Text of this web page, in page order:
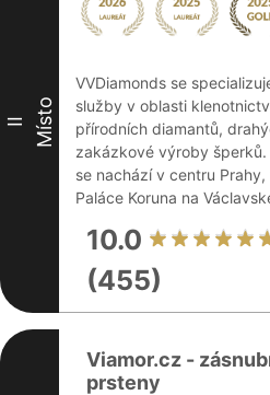
II Místo
VVDiamonds se
služby v oblasti
přírodních diamantů,
zakázkové výroby
se nachází v centru
Paláce Koruna na
10.0
(455)
Viamor.cz -
prsteny